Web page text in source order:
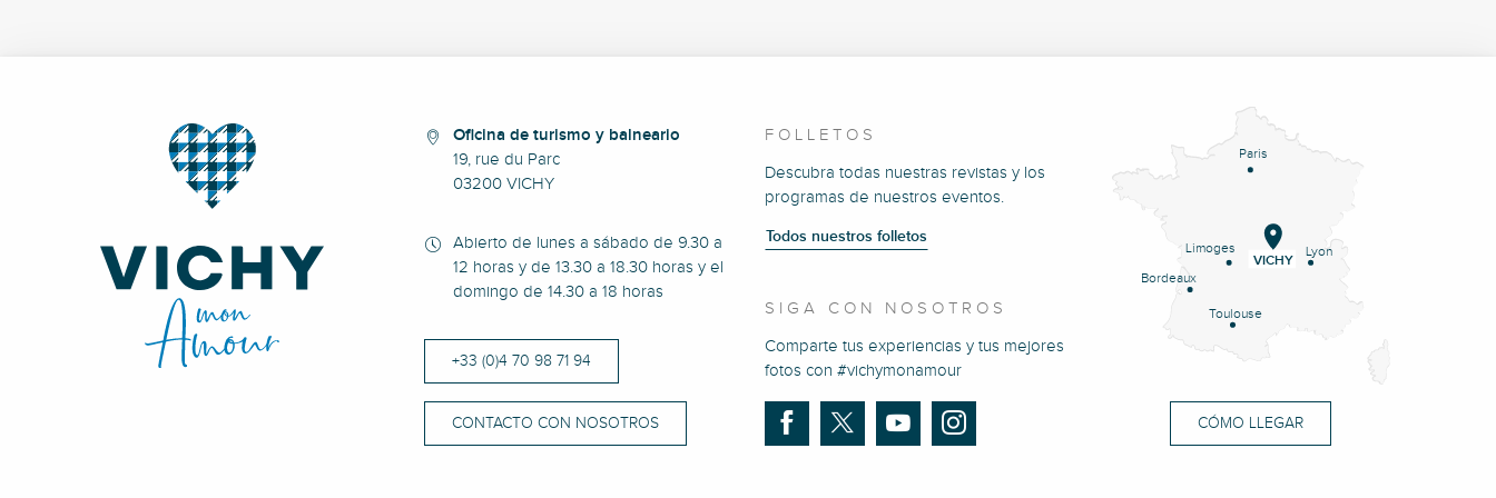
Oficina de turismo y balneario
19, rue du Parc
03200 VICHY
Abierto de lunes a sábado de 9.30 a
12 horas y de 13.30 a 18.30 horas y el
domingo de 14.30 a 18 horas
+33 (0)4 70 98 71 94
CONTACTO CON NOSOTROS
FOLLETOS
Descubra todas nuestras revistas y los
programas de nuestros eventos.
Todos nuestros folletos
SIGA CON NOSOTROS
Comparte tus experiencias y tus mejores
fotos con #vichymonamour
Paris
Lyon
Limoges
Bordeaux
Toulouse
VICHY
CÓMO LLEGAR